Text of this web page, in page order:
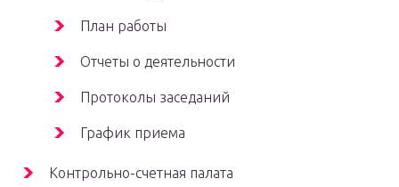
План работы
Отчеты о деятельности
Протоколы заседаний
График приема
Контрольно-счетная палата